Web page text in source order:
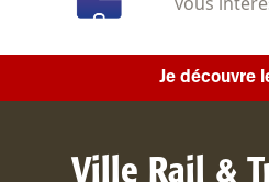
Je découvre
Ville Rail &